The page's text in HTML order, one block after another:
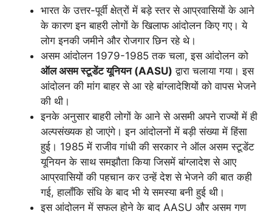
भारत के उत्तर-पूर्वी क्षेत्रों में बड़े स्तर से आप्रवासियों के आने
के कारण इन बाहरी लोगों के खिलाफ आंदोलन किए गए। ये
लोग इनकी जमीने और रोजगार छिन रहे थे।
असम आंदोलन 1979-1985 तक चला, इस आंदोलन को
ऑल असम स्टूडेंट यूनियन (AASU) द्वारा चलाया गया। इस
आंदोलन की मांग बाहर से आ रहे बांग्लादेशियों को वापस भेजने
की थी।
इनके अनुसार बाहरी लोगों के आने से असमी अपने राज्यों में ही
अल्पसंख्यक हो जाएंगे। इन आंदोलनों में बड़ी संख्या में हिंसा
हुई। 1985 में राजीव गांधी की सरकार ने ऑल असम स्टूडेंट
यूनियन के साथ समझौता किया जिसमें बांग्लादेश से आए
आप्रवासियों की पहचान कर उन्हें देश से भेजने की बात कही
गई, हालाँकि संधि के बाद भी ये समस्या बनी हुई थी।
इस आंदोलन में सफल होने के बाद AASU और असम गण